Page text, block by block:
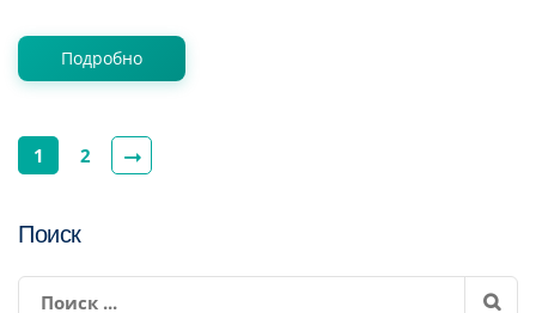
Поиск
Подробно
1 2